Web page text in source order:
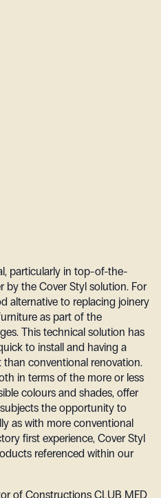
particularly in top-of-the-
by the Cover Styl solution. For
alternative to replacing joinery
as part of the
This technical solution has
to install and having a
conventional renovation.
in terms of the more or less
colours and shades, offer
the opportunity to
as with more conventional
first experience, Cover Styl
referenced within our
of Constructions CLUB MED